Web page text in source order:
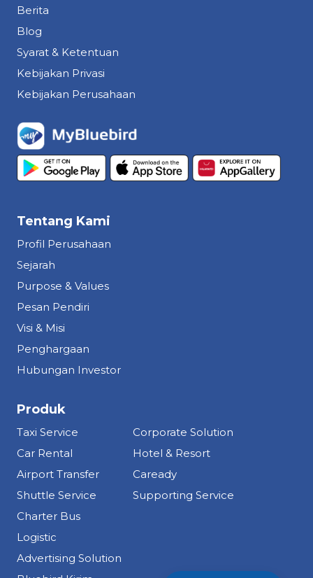
Berita
Blog
Syarat & Ketentuan
Kebijakan Privasi
Kebijakan Perusahaan
Tentang Kami
Profil Perusahaan
Sejarah
Purpose & Values
Pesan Pendiri
Visi & Misi
Penghargaan
Hubungan Investor
Produk
Taxi Service
Car Rental
Airport Transfer
Shuttle Service
Charter Bus
Logistic
Advertising Solution
Corporate Solution
Hotel & Resort
Caready
Supporting Service